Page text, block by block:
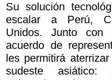
Su solución
escalar a Perú,
Unidos. Junto
acuerdo de
les permitirá
sudeste asiático: